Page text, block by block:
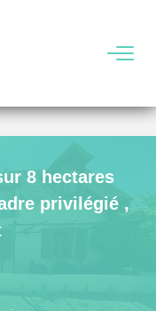
8 hectares
privilégié ,